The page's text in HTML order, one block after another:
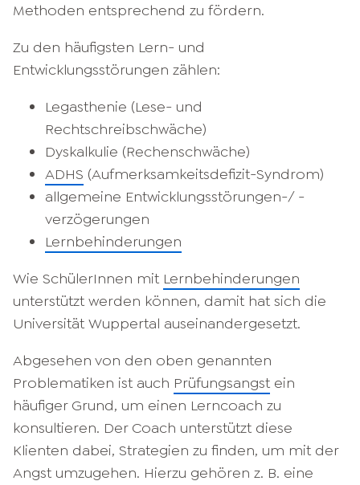
Methoden entsprechend zu fördern.
Zu den häufigsten Lern- und
Entwicklungsstörungen zählen:
Legasthenie (Lese- und
Rechtschreibschwäche)
Dyskalkulie (Rechenschwäche)
ADHS (Aufmerksamkeitsdefizit-Syndrom)
allgemeine Entwicklungsstörungen-/ -
verzögerungen
Lernbehinderungen
Wie SchülerInnen mit Lernbehinderungen
unterstützt werden können, damit hat sich die
Universität Wuppertal auseinandergesetzt.
Abgesehen von den oben genannten
Problematiken ist auch Prüfungsangst ein
häufiger Grund, um einen Lerncoach zu
konsultieren. Der Coach unterstützt diese
Klienten dabei, Strategien zu finden, um mit der
Angst umzugehen. Hierzu gehören z. B. eine